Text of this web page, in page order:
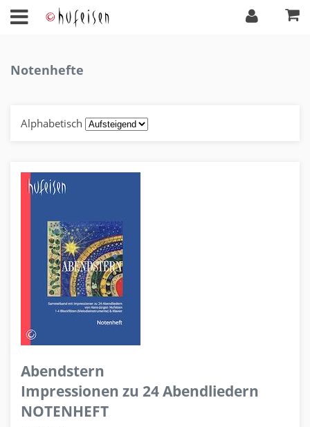
Notenhefte
Alphabetisch
Abendstern
Impressionen zu 24 Abendliedern
NOTENHEFT